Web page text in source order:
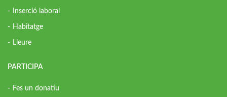
Inserció laboral
Habitatge
Lleure
PARTICIPA
Fes un donatiu